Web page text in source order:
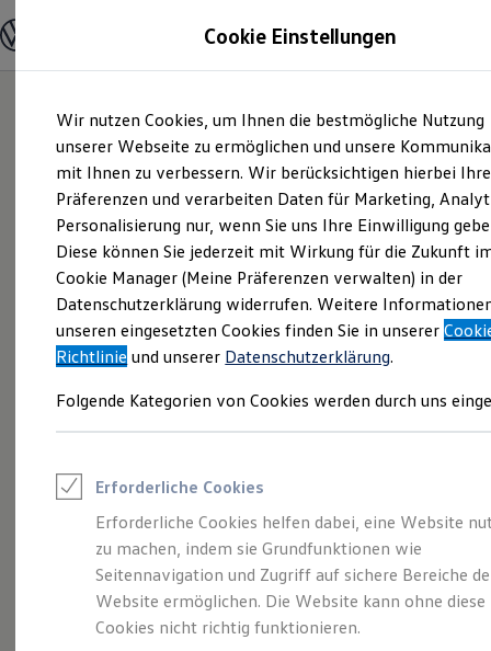
Hauptinhalt
springen
Footer
springen
Modelle und Konfigurator
Modelle vergleichen
Elektroautos
ENERGY Sondermodelle
Nutzfahrzeuge
SUV und CUV
Familienautos
Kombis
Kompaktwagen
Sportwagen
Schnell verfügbare Fahrzeuge
Angebote und Produkte
Aktuelle Angebote
E-Auto-Förderung
Volkswagen Marktplatz
Junge Gebrauchtwagen und Gebrauchtwagen
Saisonangebote
Leasing
Leasing-Angebote
Gebrauchtwagen Leasing
Junge Gebrauchtwagen-Leasing
Elektroauto Leasing
Kleinwagen-Leasing
Leasing ohne Anzahlung
Volkswagen Economy
Service Rabattaktion
Cookie Einstellungen
Wir nutzen Cookies, um Ihnen die bestmögliche Nutzung
unserer Webseite zu ermöglichen und unsere
mit Ihnen zu verbessern. Wir berücksichtigen hierbei Ihre
Präferenzen und verarbeiten Daten für Marketing,
Personalisierung nur, wenn Sie uns Ihre Einwilligung
Diese können Sie jederzeit mit Wirkung für die Zukunft
Cookie Manager (Meine Präferenzen verwalten) in der
Datenschutzerklärung widerrufen. Weitere
unseren eingesetzten Cookies finden Sie in unserer
Richtlinie und unserer Datenschutzerklärung.
Folgende Kategorien von Cookies werden durch uns
Erforderliche Cookies
Erforderliche Cookies helfen dabei, eine Website
zu machen, indem sie Grundfunktionen wie
Seitennavigation und Zugriff auf sichere Bereiche
Website ermöglichen. Die Website kann ohne diese
Cookies nicht richtig funktionieren.